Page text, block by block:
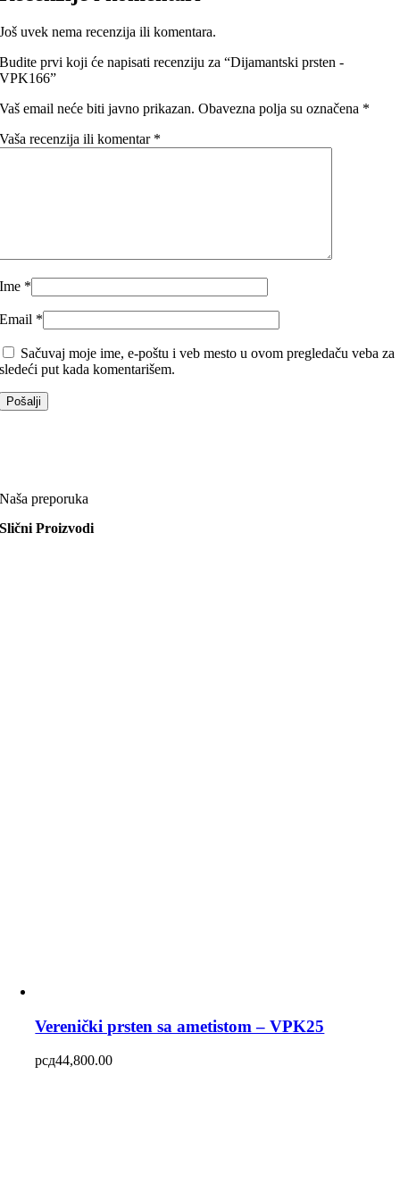
Još uvek nema recenzija ili komentara.
Budite prvi koji će napisati recenziju za “Dijamantski prsten -
VPK166”
Vaš email neće biti javno prikazan. Obavezna polja su označena *
Vaša recenzija ili komentar *
Ime *
Email *
Sačuvaj moje ime, e-poštu i veb mesto u ovom pregledaču veba za
sledeći put kada komentarišem.
Naša preporuka
Slični Proizvodi
Verenički prsten sa ametistom – VPK25
рсд44,800.00